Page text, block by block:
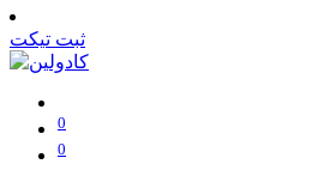
ثبت تیکت
0
0